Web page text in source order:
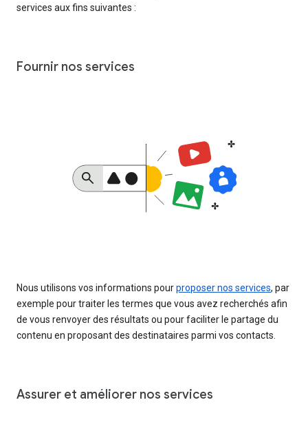
services aux fins suivantes :
Fournir nos services
Nous utilisons vos informations pourproposer nos services, par
exemple pour traiter les termes que vous avez recherchés afin
de vous renvoyer des résultats ou pour faciliter le partage du
contenu en proposant des destinataires parmi vos contacts.
Assurer et améliorer nos services